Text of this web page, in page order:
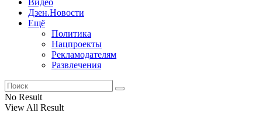
Видео
Дзен.Новости
Ещё
Политика
Нацпроекты
Рекламодателям
Развлечения
No Result
View All Result